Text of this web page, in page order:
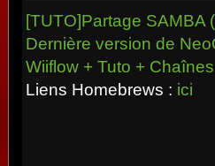
[TUTO]Partage SAMBA
Dernière version de
Wiiflow + Tuto +
Liens Homebrews : ici